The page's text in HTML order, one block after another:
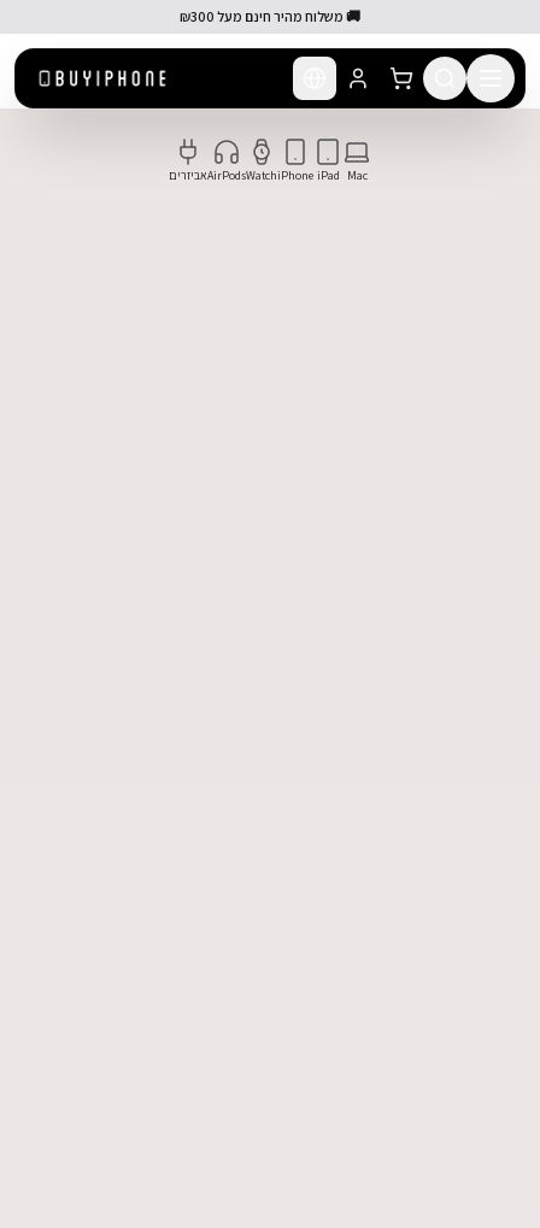
🚚 משלוח מהיר חינם מעל ₪300
Mac
iPad
iPhone
Watch
AirPodsאביזרים